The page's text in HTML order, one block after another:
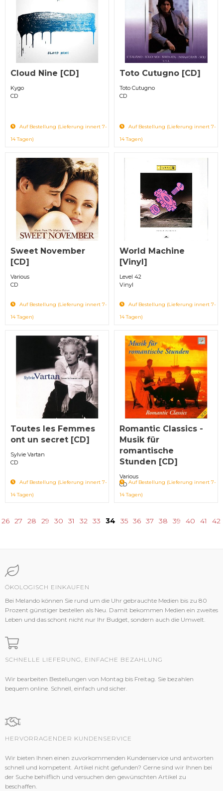
Cloud Nine [CD]
Kygo
CD
Auf Bestellung (Lieferung innert 7-
14 Tagen)
Toto Cutugno [CD]
Toto Cutugno
CD
Auf Bestellung (Lieferung innert 7-
14 Tagen)
Sweet November
[CD]
Various
CD
Auf Bestellung (Lieferung innert 7-
14 Tagen)
World Machine
[Vinyl]
Level 42
Vinyl
Auf Bestellung (Lieferung innert 7-
14 Tagen)
Toutes les Femmes
ont un secret [CD]
Sylvie Vartan
CD
Auf Bestellung (Lieferung innert 7-
14 Tagen)
Romantic Classics -
Musik für
romantische
Stunden [CD]
Various
CD Auf Bestellung (Lieferung innert 7-
14 Tagen)
26 27 28 29 30 31 32 33 34 35 36 37 38 39 40 41 42
ÖKOLOGISCH EINKAUFEN
Bei Melando können Sie rund um die Uhr gebrauchte Medien bis zu 80
Prozent günstiger bestellen als Neu. Damit bekommen Medien ein zweites
Leben und das schont nicht nur Ihr Budget, sondern auch die Umwelt.
SCHNELLE LIEFERUNG, EINFACHE BEZAHLUNG
Wir bearbeiten Bestellungen von Montag bis Freitag. Sie bezahlen
bequem online. Schnell, einfach und sicher.
HERVORRAGENDER KUNDENSERVICE
Wir bieten Ihnen einen zuvorkommenden Kundenservice und antworten
schnell und kompetent. Artikel nicht gefunden? Gerne sind wir Ihnen bei
der Suche behilflich und versuchen den gewünschten Artikel zu
beschaffen.